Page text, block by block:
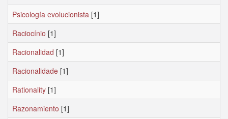
Psicología evolucionista [1]
Raciocínio [1]
Racionalidad [1]
Racionalidade [1]
Rationality [1]
Razonamiento [1]